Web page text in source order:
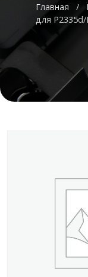
Главная /
для